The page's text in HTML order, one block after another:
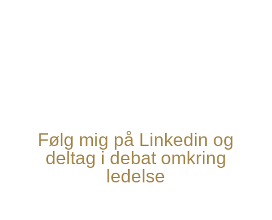
Følg mig på Linkedin og
deltag i debat omkring
ledelse